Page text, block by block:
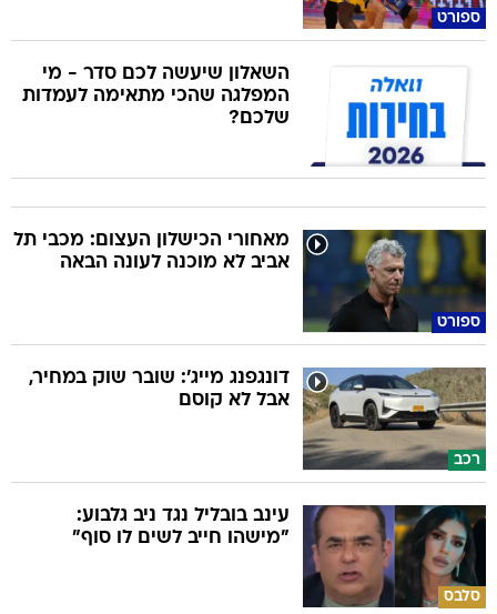
ספורט
השאלון שיעשה לכם סדר - מי
המפלגה שהכי מתאימה לעמדות
שלכם?
ספורט
מאחורי הכישלון העצום: מכבי תל
אביב לא מוכנה לעונה הבאה
רכב
דונגפנג מייג': שובר שוק במחיר,
אבל לא קוסם
סלבס
עינב בובליל נגד ניב גלבוע:
"מישהו חייב לשים לו סוף"